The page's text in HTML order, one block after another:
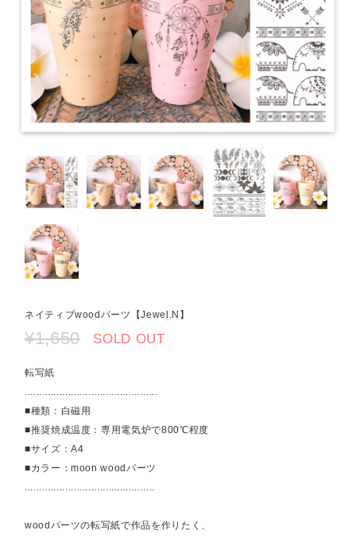
ネイティブwoodパーツ【Jewel.N】
¥1,650 SOLD OUT
転写紙
..............................................
■種類：白磁用
■推奨焼成温度：専用電気炉で800℃程度
■サイズ：A4
■カラー：moon woodパーツ
.............................................
woodパーツの転写紙で作品を作りたく、